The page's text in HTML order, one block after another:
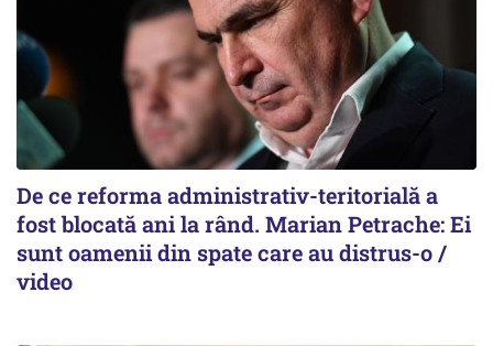
De ce reforma administrativ-teritorială a
fost blocată ani la rând. Marian Petrache: Ei
sunt oamenii din spate care au distrus-o /
video